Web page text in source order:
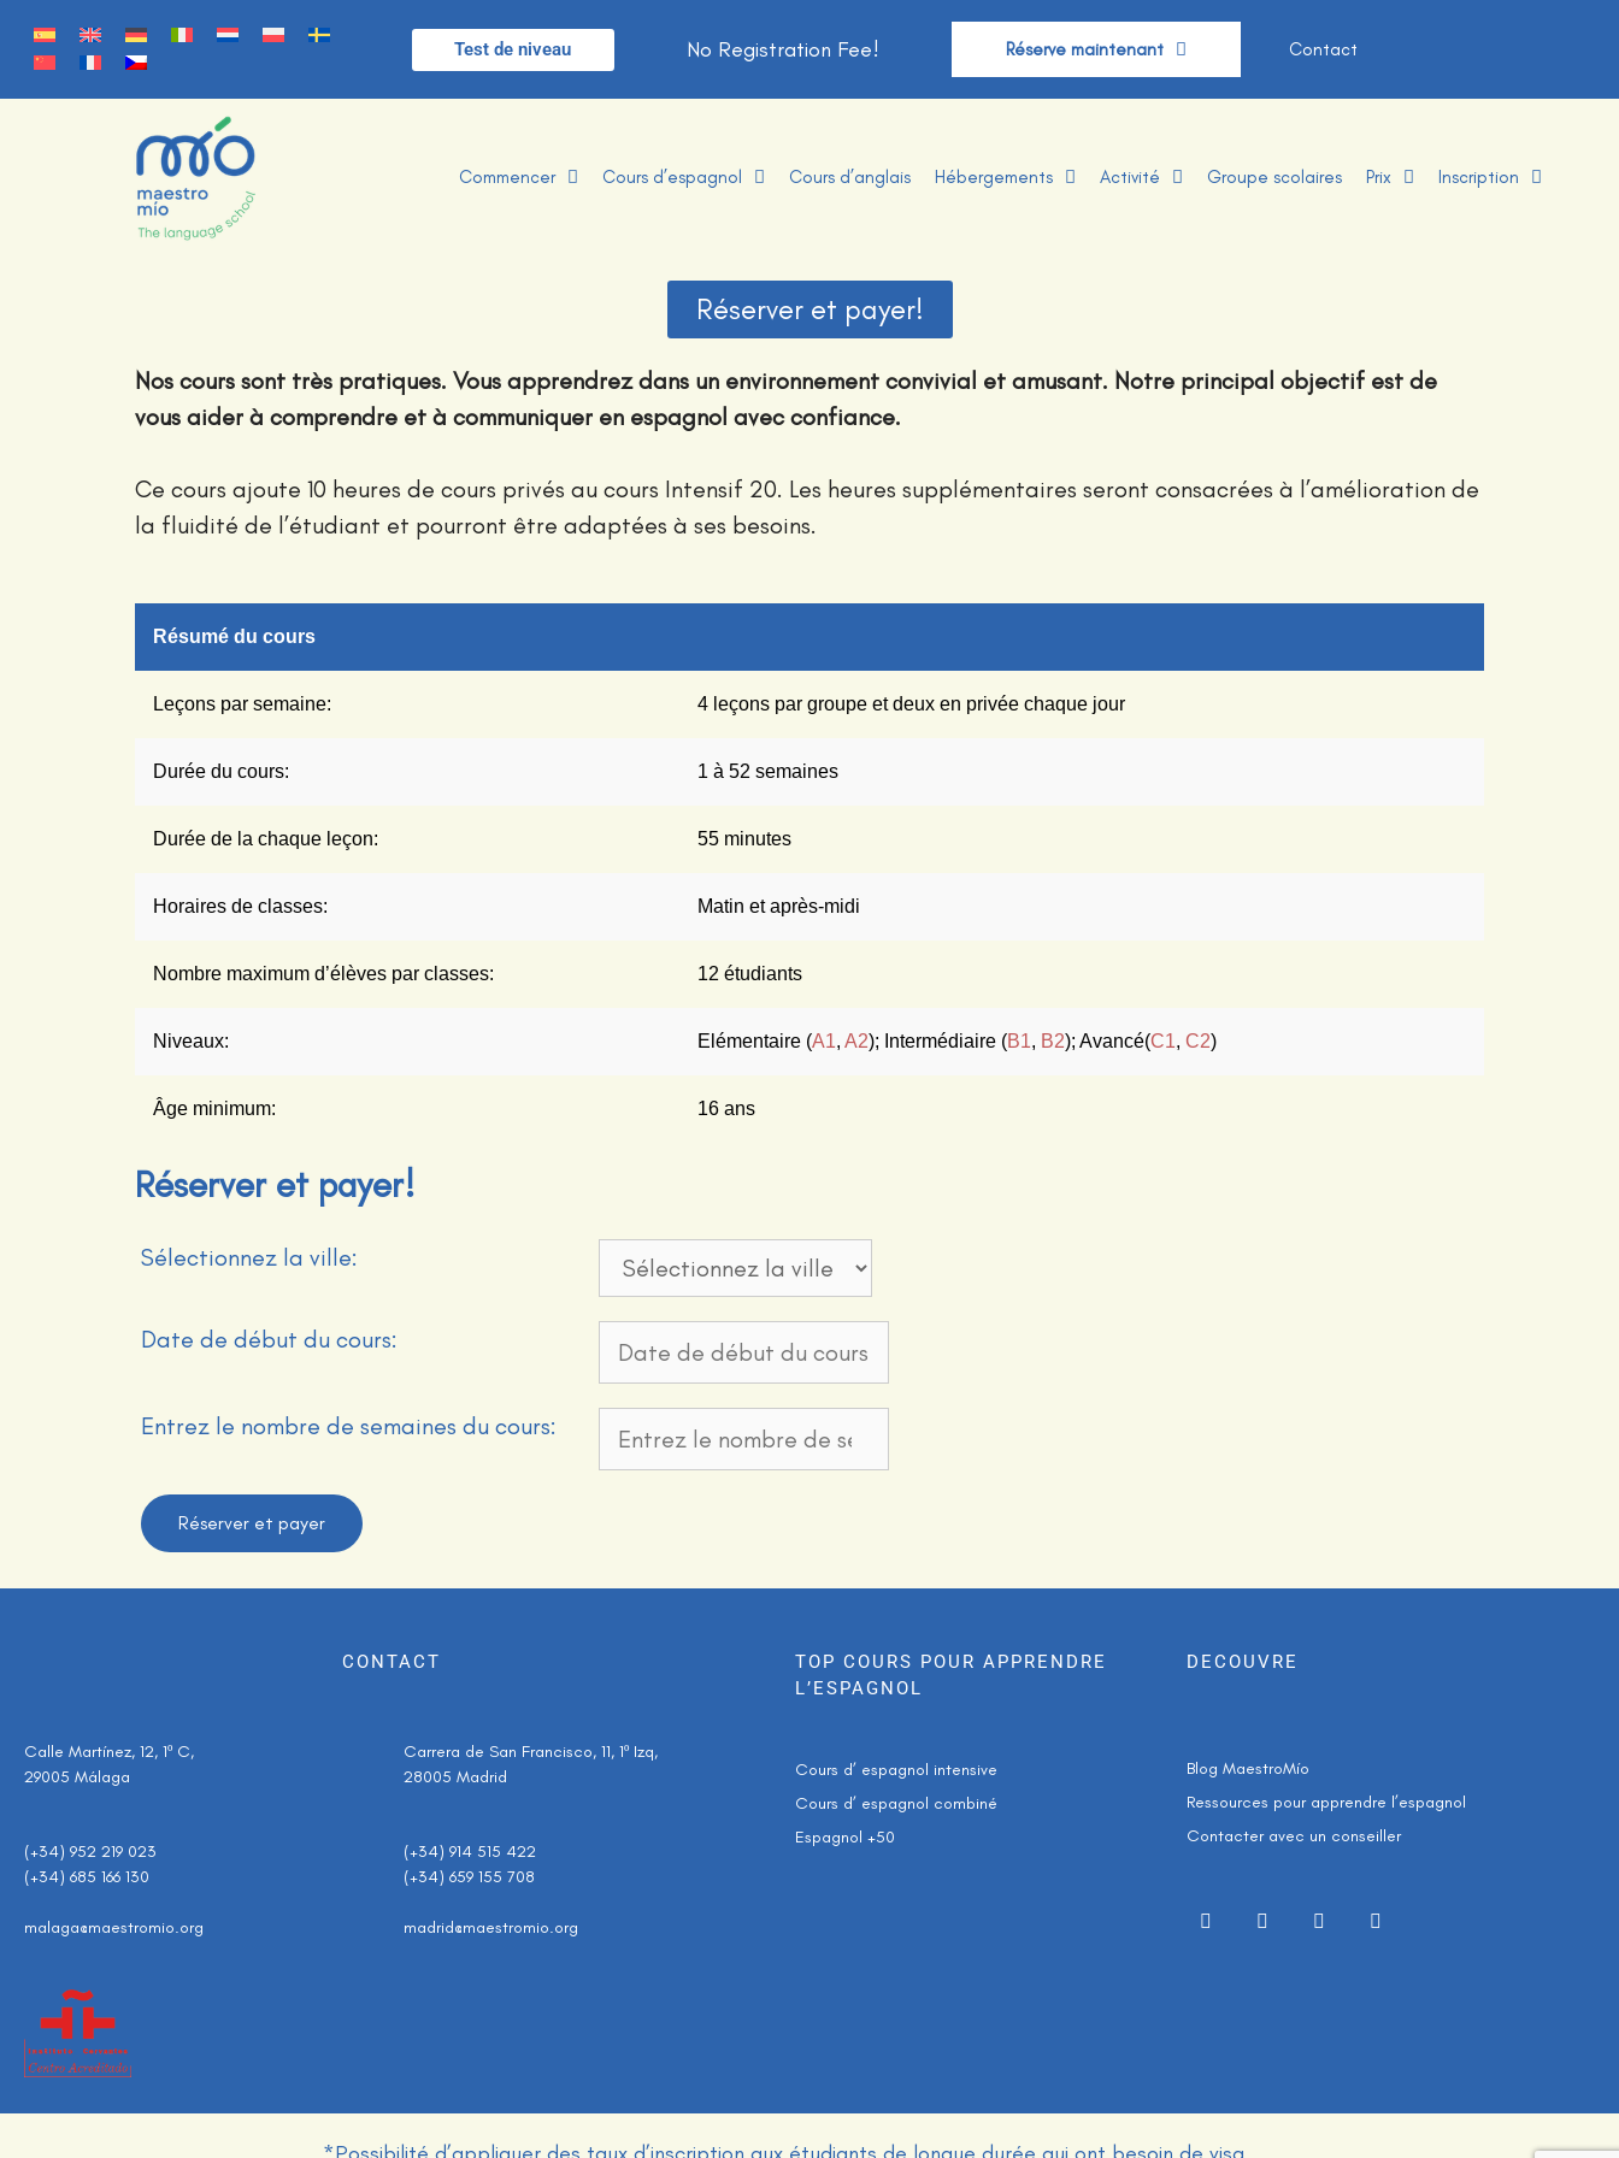
Test de niveau No Registration Fee! Réserve maintenant Contact
Commencer Cours d’espagnol Cours d’anglais Hébergements Activité Groupe scolaires Prix Inscription
Réserver et payer!
Nos cours sont très pratiques. Vous apprendrez dans un environnement convivial et amusant. Notre principal objectif est de
vous aider à comprendre et à communiquer en espagnol avec confiance.
Ce cours ajoute 10 heures de cours privés au cours Intensif 20. Les heures supplémentaires seront consacrées à l’amélioration de
la fluidité de l’étudiant et pourront être adaptées à ses besoins.
Résumé du cours
Leçons par semaine: 4 leçons par groupe et deux en privée chaque jour
Durée du cours: 1 à 52 semaines
Durée de la chaque leçon: 55 minutes
Horaires de classes: Matin et après-midi
Nombre maximum d’élèves par classes: 12 étudiants
Niveaux: Elémentaire (A1, A2); Intermédiaire (B1, B2); Avancé(C1, C2)
Âge minimum: 16 ans
Réserver et payer!
Sélectionnez la ville:
Date de début du cours:
Entrez le nombre de semaines du cours:
Réserver et payer
CONTACT
Calle Martínez, 12, 1º C,
29005 Málaga
(+34) 952 219 023
(+34) 685 166 130
malaga@maestromio.org
Carrera de San Francisco, 11, 1º Izq,
28005 Madrid
(+34) 914 515 422
(+34) 659 155 708
madrid@maestromio.org
TOP COURS POUR APPRENDRE
L’ESPAGNOL
Cours d’ espagnol intensive
Cours d’ espagnol combiné
Espagnol +50
DECOUVRE
Blog MaestroMío
Ressources pour apprendre l’espagnol
Contacter avec un conseiller